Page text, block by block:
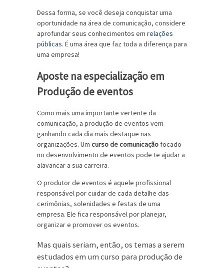
Dessa forma, se você deseja conquistar uma
oportunidade na área de comunicação, considere
aprofundar seus conhecimentos em relações
públicas. É uma área que faz toda a diferença para
uma empresa!
Aposte na especialização em
Produção de eventos
Como mais uma importante vertente da
comunicação, a produção de eventos vem
ganhando cada dia mais destaque nas
organizações. Um curso de comunicação focado
no desenvolvimento de eventos pode te ajudar a
alavancar a sua carreira.
O produtor de eventos é aquele profissional
responsável por cuidar de cada detalhe das
cerimônias, solenidades e festas de uma
empresa. Ele fica responsável por planejar,
organizar e promover os eventos.
Mas quais seriam, então, os temas a serem
estudados em um curso para produção de